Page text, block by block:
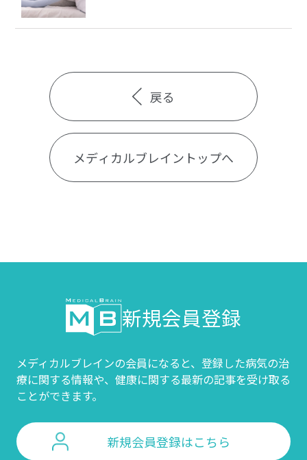
戻る
メディカルブレイントップへ
新規会員登録
メディカルブレインの会員になると、登録した病気の治
療に関する情報や、 健康に関する最新の記事を受け取る
ことができます。
新規会員登録はこちら